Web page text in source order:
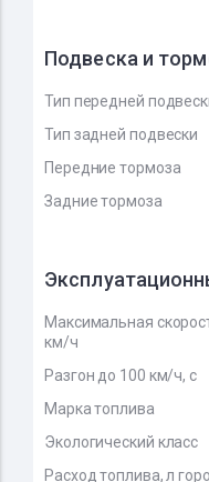
Подвеска и
Тип передней
Тип задней подвески
Передние тормоза
Задние тормоза
Максимальная
км/ч
Разгон до 100 км/ч, с
Марка топлива
Экологический класс
Расход топлива, л